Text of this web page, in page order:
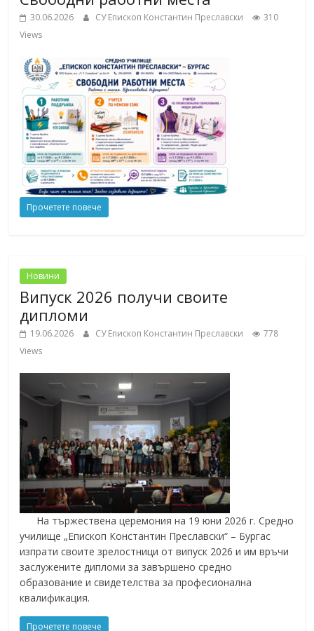
under the Erasmus+ Programme in
School,
Burgas
Средно
училище
"Епископ
Константин
Преславски"
Бургас
30.06.2026 СУ Епископ Константин Преславски
310
Views
Прочетете повече
Новини
Випуск 2026 получи своите
дипломи
19.06.2026 СУ Епископ Константин Преславски
778
Views
На тържествена церемония на 19 юни 2026 г. Средно
училище „Епископ Константин Преславски“ – Бургас
изпрати своите зрелостници от випуск 2026 и им връчи
заслужените дипломи за завършено средно
образование и свидетелства за професионална
квалификация.
Прочетете повече